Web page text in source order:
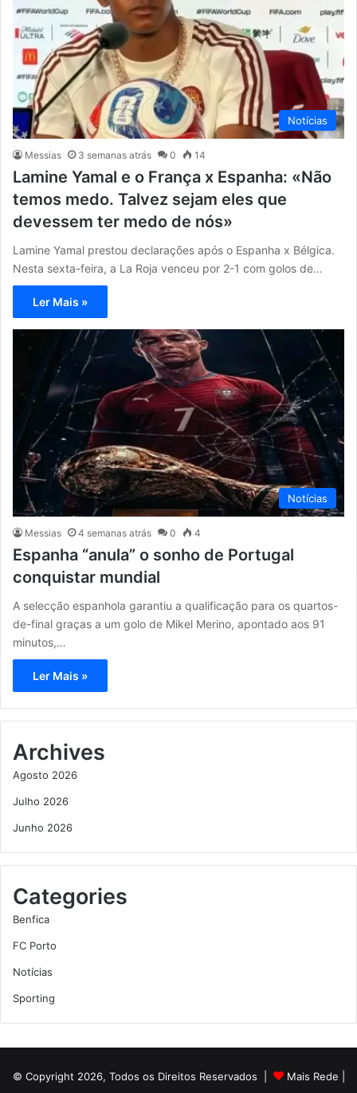
Notícias
Messias 3 semanas atrás 0 14
Lamine Yamal e o França x Espanha: «Não
temos medo. Talvez sejam eles que
devessem ter medo de nós»
Lamine Yamal prestou declarações após o Espanha x Bélgica.
Nesta sexta-feira, a La Roja venceu por 2-1 com golos de…
Ler Mais »
Notícias
Messias 4 semanas atrás 0 4
Espanha “anula” o sonho de Portugal
conquistar mundial
A selecção espanhola garantiu a qualificação para os quartos-
de-final graças a um golo de Mikel Merino, apontado aos 91
minutos,…
Ler Mais »
Archives
Agosto 2026
Julho 2026
Junho 2026
Categories
Benfica
FC Porto
Notícias
Sporting
© Copyright 2026, Todos os Direitos Reservados | Mais Rede